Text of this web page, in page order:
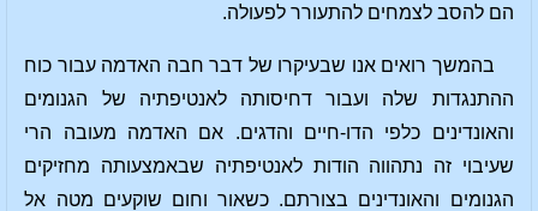
הם להסב לצמחים להתעורר לפעולה.
בהמשך רואים אנו שבעיקרו של דבר חבה האדמה עבור כוח
ההתנגדות שלה ועבור דחיסותה לאנטיפתיה של הגנומים
והאונדינים כלפי הדו-חיים והדגים. אם האדמה מעובה הרי
שעיבוי זה נתהווה הודות לאנטיפתיה שבאמצעותה מחזיקים
הגנומים והאונדינים בצורתם. כשאור וחום שוקעים מטה אל